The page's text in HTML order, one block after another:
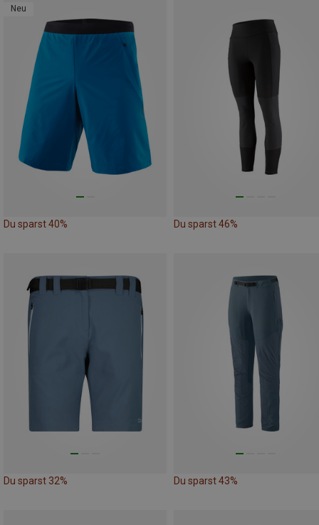
Neu
Du sparst 40% Du sparst 46%
Du sparst 32% Du sparst 43%